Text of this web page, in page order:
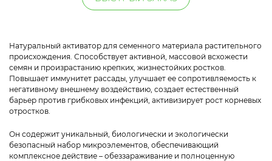
Натуральный активатор для семенного материала растительного
происхождения. Способствует активной, массовой всхожести
семян и произрастанию крепких, жизнестойких ростков.
Повышает иммунитет рассады, улучшает ее сопротивляемость к
негативному внешнему воздействию, создает естественный
барьер против грибковых инфекций, активизирует рост корневых
отростков.
Он содержит уникальный, биологически и экологически
безопасный набор микроэлементов, обеспечивающий
комплексное действие – обеззараживание и полноценную